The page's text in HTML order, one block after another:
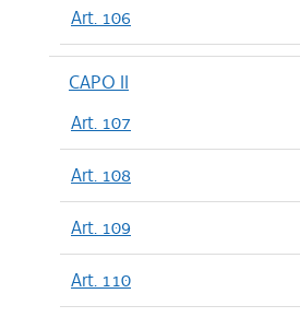
Art. 106
CAPO II
Art. 107
Art. 108
Art. 109
Art. 110